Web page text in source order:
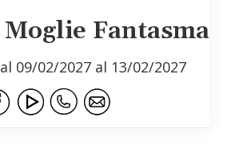
Moglie Fantasma
09/02/2027 al 13/02/2027